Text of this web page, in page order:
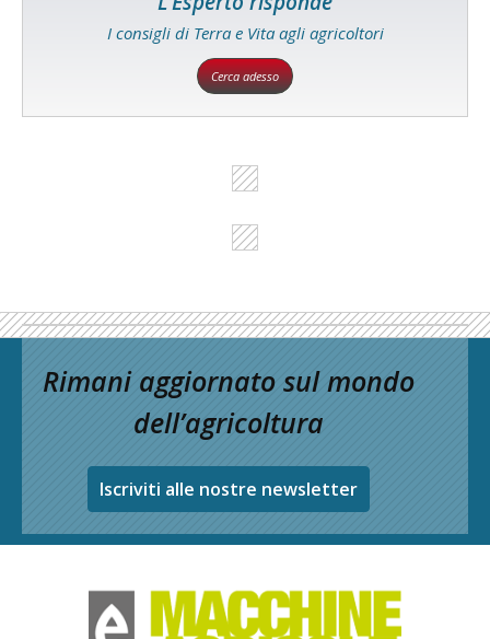
I consigli di Terra e Vita agli agricoltori
Cerca adesso
Rimani aggiornato sul mondo
dell’agricoltura
Iscriviti alle nostre newsletter